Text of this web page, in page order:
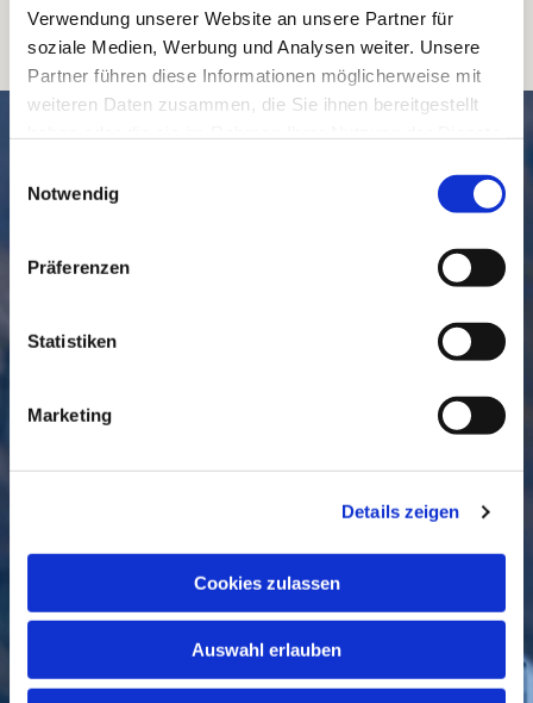
Verwendung unserer Website an unsere Partner für
soziale Medien, Werbung und Analysen weiter. Unsere
Partner führen diese Informationen möglicherweise mit
weiteren Daten zusammen, die Sie ihnen bereitgestellt
Notwendig
Präferenzen
Statistiken
Marketing
Details zeigen
Cookies zulassen
Auswahl erlauben
SCHNELL // NAVIGIERT
GEMEINDE BESUCHEN